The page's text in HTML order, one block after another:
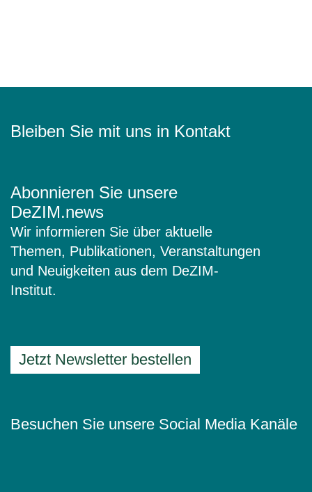
Bleiben Sie mit uns in Kontakt
Abonnieren Sie unsere
DeZIM.news
Wir informieren Sie über aktuelle
Themen, Publikationen, Veranstaltungen
und Neuigkeiten aus dem DeZIM-
Institut.
Jetzt Newsletter bestellen
Besuchen Sie unsere Social Media Kanäle